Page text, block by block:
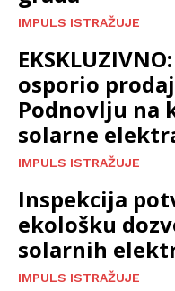
IMPULS ISTRAŽUJE
osporio
Podnovlju na
solarne
IMPULS ISTRAŽUJE
Inspekcija
ekološku
solarnih
IMPULS ISTRAŽUJE